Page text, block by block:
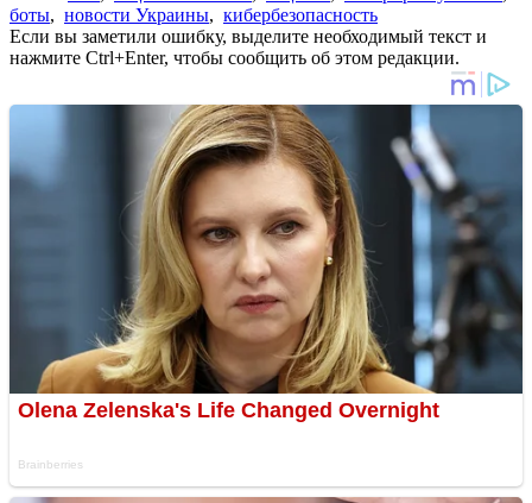
боты, новости Украины, кибербезопасность
Если вы заметили ошибку, выделите необходимый текст и
нажмите Ctrl+Enter, чтобы сообщить об этом редакции.